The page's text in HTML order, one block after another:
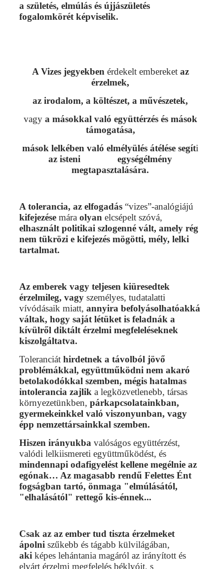
a születés, elmúlás és újjászületés
fogalomkörét képviselik.
A Vizes jegyekbenérdekelt embereket az
érzelmek,
az irodalom, a költészet, a művészetek,
vagy a másokkal való együttérzés és mások
támogatása,
mások lelkében való elmélyülés átélése segíti
az isteni egységélmény
megtapasztalására.
A tolerancia, az elfogadás “vizes”-analógiájú
kifejezésemára olyan elcsépelt szóvá,
elhasznált politikai szlogenné vált, amely rég
nem tükrözi e kifejezés mögötti, mély, lelki
tartalmat.
Az emberek vagy teljesen kiüresedtek
érzelmileg, vagyszemélyes, tudatalatti
vívódásaik miatt, annyira befolyásolhatóakká
váltak, hogy saját létüket is feladnák a
kívülről diktált érzelmi megfeleléseknek
kiszolgáltatva.
Toleranciáthirdetnek a távolból jövő
problémákkal, együttműködni nem akaró
betolakodókkal szemben, mégis hatalmas
intolerancia zajlika legközvetlenebb, társas
környezetünkben, párkapcsolatainkban,
gyermekeinkkel való viszonyunban, vagy
épp nemzettársainkkal szemben.
Hiszen irányukba valóságos együttérzést,
valódi lelkiismereti együttműködést, és
mindennapi odafigyelést kellene megélnie az
egónak… Az magasabb rendű Felettes Ént
fogságban tartó, önmaga "elmúlásától,
"elhalásától" rettegő kis-énnek...
Csak az az ember tud tiszta érzelmeket
ápolniszűkebb és tágabb külvilágában,
akiképes lehántania magáról az irányított és
elvárt érzelmi megfelelés béklyóit, s